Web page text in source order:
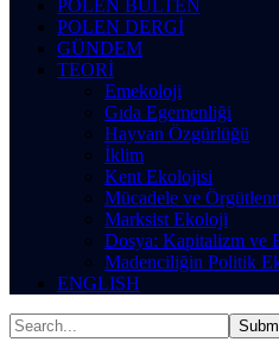
POLEN BÜLTEN
POLEN DERGİ
GÜNDEM
TEORİ
Emekoloji
Gıda Egemenliği
Hayvan Özgürlüğü
İklim
Kent Ekolojisi
Mücadele ve
Marksist Ekoloji
Dosya: Kapitalizm ve
Madenciliğin Politik
ENGLISH